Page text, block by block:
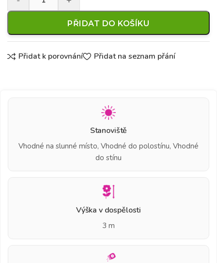
PŘIDAT DO KOŠÍKU
Přidat k porovnání Přidat na seznam přání
Stanoviště
Vhodné na slunné místo, Vhodné do polostínu, Vhodné
do stínu
Výška v dospělosti
3 m